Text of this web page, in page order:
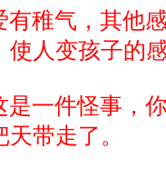
稚气，其他
使人变孩子的
一件怪事，
天带走了。